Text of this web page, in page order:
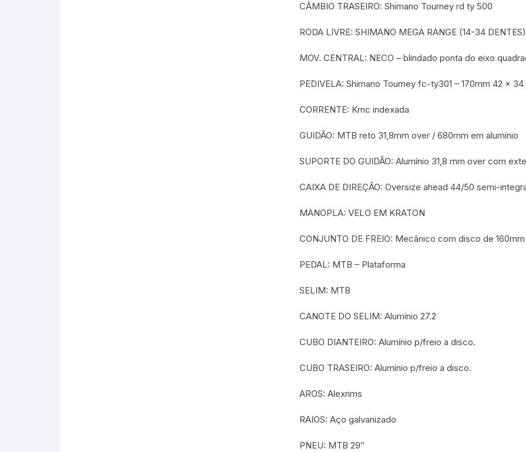
CÂMBIO TRASEIRO: Shimano Tourney rd ty 500
RODA LIVRE: SHIMANO MEGA RANGE (14-34 DENTES)
MOV. CENTRAL: NECO – blindado ponta do eixo
PEDIVELA: Shimano Tourney fc-ty301 – 170mm 42 x
CORRENTE: Kmc indexada
GUIDÃO: MTB reto 31,8mm over / 680mm em alumínio
SUPORTE DO GUIDÃO: Alumínio 31,8 mm over com
CAIXA DE DIREÇÃO: Oversize ahead 44/50 semi-
MANOPLA: VELO EM KRATON
CONJUNTO DE FREIO: Mecânico com disco de 160mm
PEDAL: MTB – Plataforma
SELIM: MTB
CANOTE DO SELIM: Alumínio 27.2
CUBO DIANTEIRO: Alumínio p/freio a disco.
CUBO TRASEIRO: Alumínio p/freio a disco.
AROS: Alexrims
RAIOS: Aço galvanizado
PNEU: MTB 29″